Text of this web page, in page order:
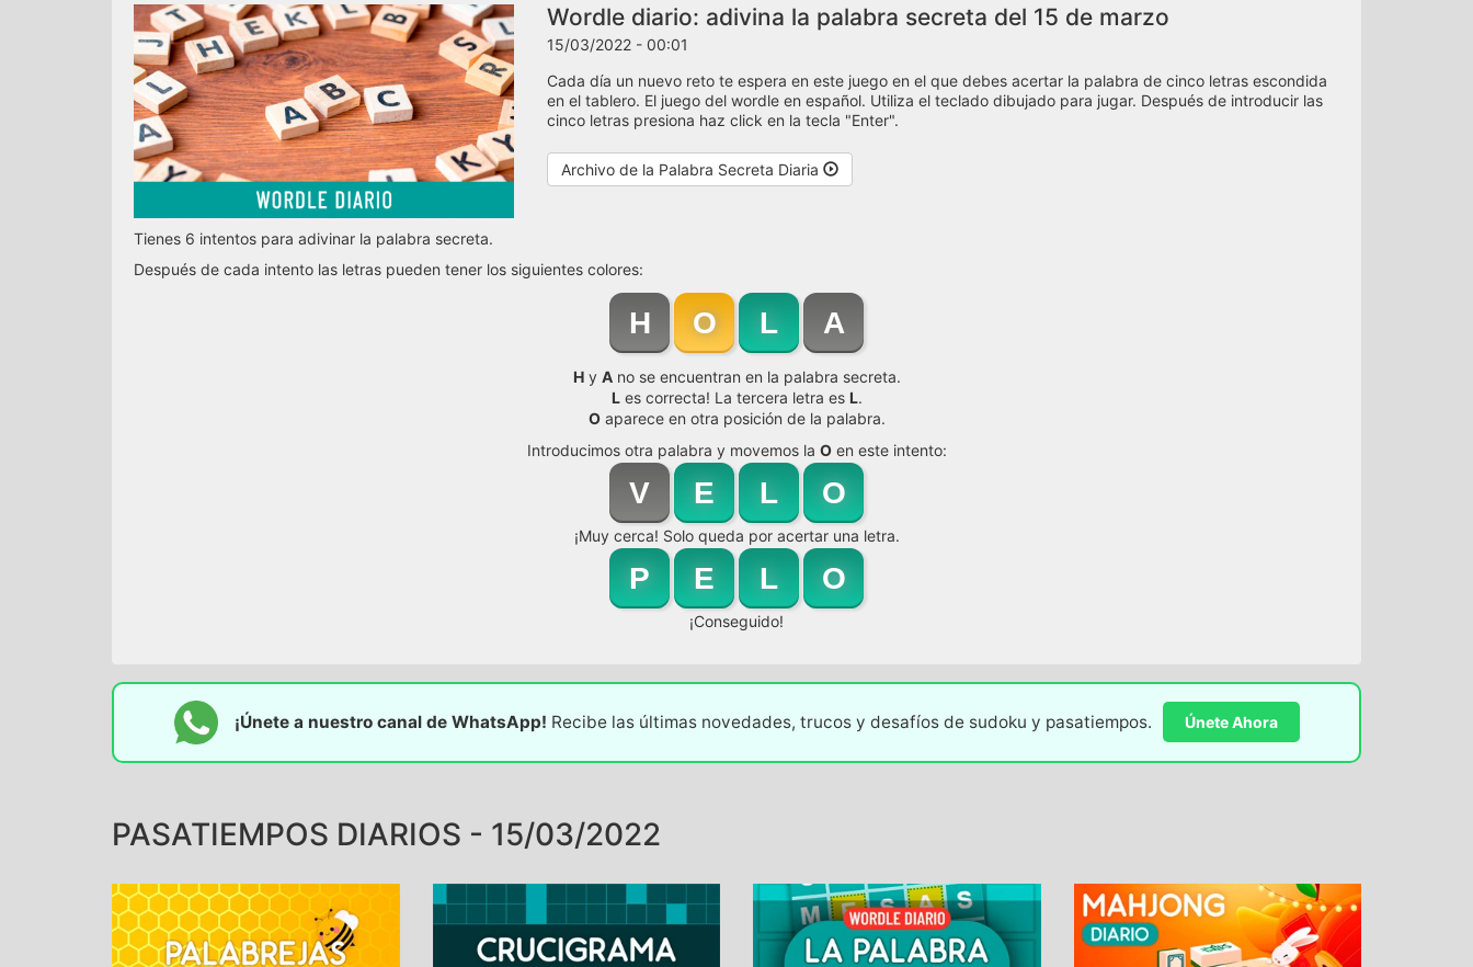
Wordle diario: adivina la palabra secreta del 15 de marzo
15/03/2022 - 00:01
Cada día un nuevo reto te espera en este juego en el que debes acertar la palabra de cinco letras escondida
en el tablero. El juego del wordle en español. Utiliza el teclado dibujado para jugar. Después de introducir las
cinco letras presiona haz click en la tecla "Enter".
Archivo de la Palabra Secreta Diaria
Tienes 6 intentos para adivinar la palabra secreta.
Después de cada intento las letras pueden tener los siguientes colores:
H O L A
Hy Ano se encuentran en la palabra secreta.
Les correcta! La tercera letra es L.
Oaparece en otra posición de la palabra.
Introducimos otra palabra y movemos la Oen este intento:
V E L O
¡Muy cerca! Solo queda por acertar una letra.
P E L O
¡Conseguido!
¡Únete a nuestro canal de WhatsApp! Recibe las últimas novedades, trucos y desafíos de sudoku y pasatiempos. Únete Ahora
PASATIEMPOS DIARIOS - 15/03/2022